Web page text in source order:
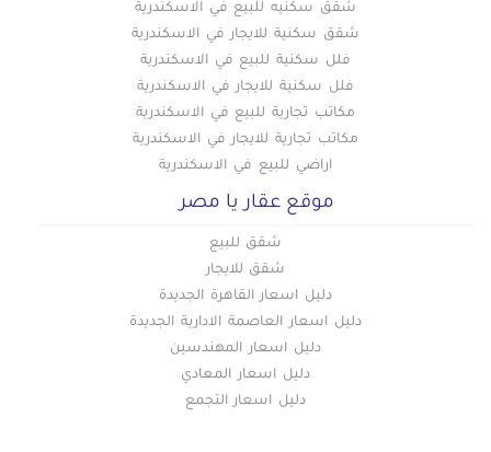
شقق سكنيه للبيع في الاسكندرية
شقق سكنية للايجار في الاسكندرية
فلل سكنية للبيع في الاسكندرية
فلل سكنية للايجار في الاسكندرية
مكاتب تجارية للبيع في الاسكندرية
مكاتب تجارية للايجار في الاسكندرية
اراضي للبيع في الاسكندرية
موقع عقار يا مصر
شقق للبيع
شقق للايجار
دليل اسعار القاهرة الجديدة
دليل اسعار العاصمة الادارية الجديدة
دليل اسعار المهندسين
دليل اسعار المعادي
دليل اسعار التجمع